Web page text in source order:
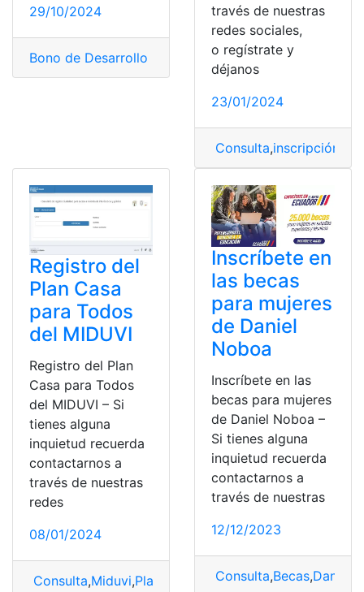
29/10/2024
Bono de Desarrollo Humano Ecuador,top1 ,top2
través de nuestras
redes sociales,
o regístrate y
déjanos
23/01/2024
Consulta,inscripción
Registro del
Plan Casa
para Todos
del MIDUVI
Registro del Plan
Casa para Todos
del MIDUVI – Si
tienes alguna
inquietud recuerda
contactarnos a
través de nuestras
redes
08/01/2024
Consulta,Miduvi,Plan casa para todos,registro
Inscríbete en
las becas
para mujeres
de Daniel
Noboa
Inscríbete en las
becas para mujeres
de Daniel Noboa –
Si tienes alguna
inquietud recuerda
contactarnos a
través de nuestras
12/12/2023
Consulta,Becas,Daniel